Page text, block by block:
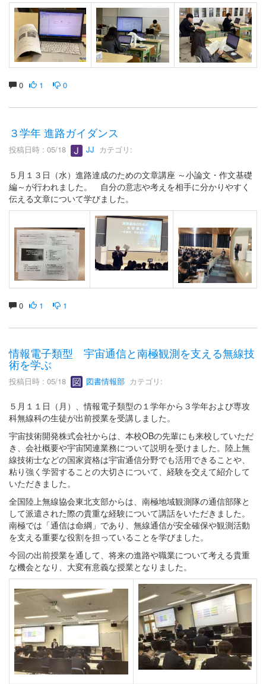
0 1 0
３学年 進路ガイダンス
投稿日時 : 05/18 JJ カテゴリ:
５月１３日（水）進路達成のための文章講座 ～小論文・作文基礎
編～が行われました。 自分の意志や考えを相手に分かりやすく
伝える文章について学びました。
0 1 1
情報電子類型 宇宙通信と南極観測を支える無線技
術を学ぶ
投稿日時 : 05/18 図書情報部 カテゴリ:
５月１１日（月）、情報電子類型の１学年から３学年および専攻
科無線科の生徒が出前授業を受講しました。
宇宙技術開発株式会社からは、本校OBの先輩にも来校していただ
き、会社概要や宇宙関連業務について説明を受けました。陸上無
線技術士などの国家資格は宇宙通信分野でも活用できることや、
粘り強く学習することの大切さについて、経験を交えて紹介して
いただきました。
全国陸上無線協会東北支部からは、南極地域観測隊の通信部隊と
して派遣された際の貴重な経験について講話をいただきました。
南極では「通信は命綱」であり、無線通信が安全確保や観測活動
を支える重要な役割を担っていることを学びました。
今回の出前授業を通して、将来の進路や職業について考える貴重
な機会となり、大変有意義な授業となりました。